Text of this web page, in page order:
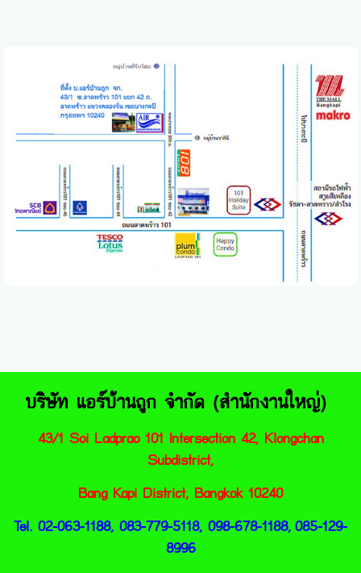
บริษัท แอร์บ้านถูก จำกัด (สำนักงานใหญ่)
43/1 Soi Ladprao 101 Intersection 42, Klongchan
Subdistrict,
Bang Kapi District, Bangkok 10240
Tel. 02-063-1188, 083-779-5118, 098-678-1188,085-129-
8996